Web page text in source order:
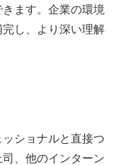
ます。企業の環境
し、より深い理解
ショナルと直接つ
、他のインターン